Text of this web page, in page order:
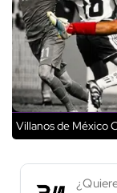
Villanos de México